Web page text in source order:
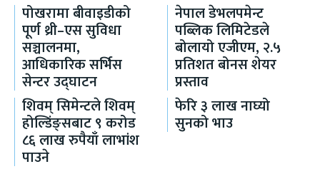
पोखरामा बीवाइडीको
पूर्ण थ्री–एस सुविधा
सञ्चालनमा,
आधिकारिक सर्भिस
सेन्टर उद्घाटन
नेपाल डेभलपमेन्ट
पब्लिक लिमिटेडले
बोलायो एजीएम, २.५
प्रतिशत बोनस शेयर
प्रस्ताव
शिवम् सिमेन्टले शिवम्
होल्डिंङ्सबाट ९ करोड
८६ लाख रुपैयाँ लाभांश
पाउने
फेरि ३ लाख नाघ्यो
सुनको भाउ